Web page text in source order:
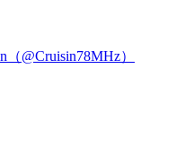
（@Cruisin78MHz）